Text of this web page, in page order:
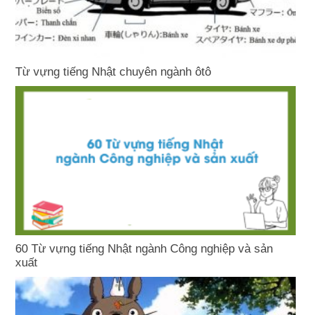
Từ vựng tiếng Nhật chuyên ngành ôtô
60 Từ vựng tiếng Nhật ngành Công nghiệp và sản
xuất